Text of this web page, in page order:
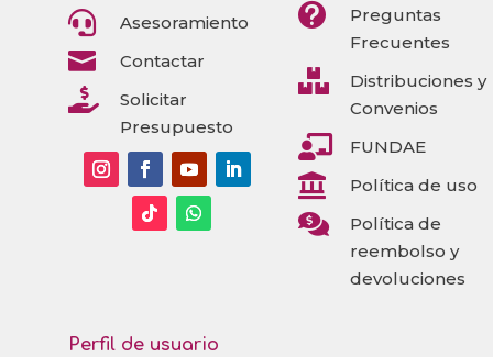
 Asesoramiento
 Contactar

Solicitar
Presupuesto

Preguntas
Frecuentes

Distribuciones y
Convenios
 FUNDAE
 Política de uso

Política de
reembolso y
devoluciones
Perfil de usuario